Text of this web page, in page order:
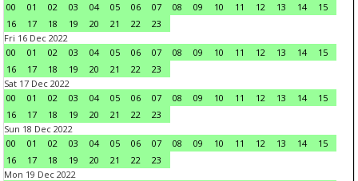
00
01 02 03 04 05 06 07 08 09 10 11 12 13 14
15
16
17 18 19 20 21 22
23
Fri 16 Dec 2022
00
01 02 03 04 05 06 07 08 09 10 11 12 13 14
15
16
17 18 19 20 21 22
23
Sat 17 Dec 2022
00
01 02 03 04 05 06 07 08 09 10 11 12 13 14
15
16
17 18 19 20 21 22
23
Sun 18 Dec 2022
00
01 02 03 04 05 06 07 08 09 10 11 12 13 14
15
16
17 18 19 20 21 22
23
Mon 19 Dec 2022